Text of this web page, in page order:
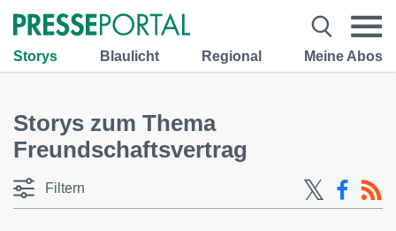
Storys Blaulicht Regional Meine Abos
Storys zum Thema
Freundschaftsvertrag
Filtern